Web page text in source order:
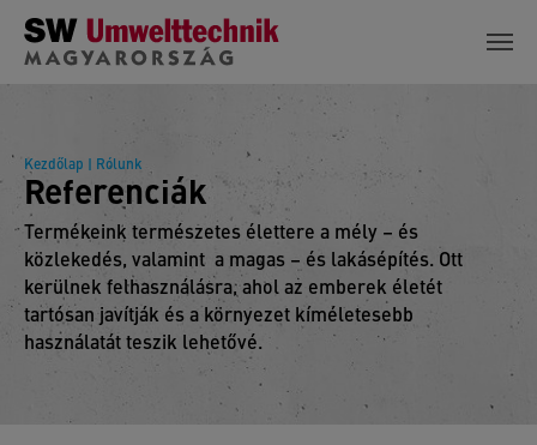
Skip to main content
Kezdőlap | Rólunk
Referenciák
Termékeink természetes élettere a mély – és
közlekedés, valamint a magas – és lakásépítés. Ott
kerülnek felhasználásra, ahol az emberek életét
tartósan javítják és a környezet kíméletesebb
használatát teszik lehetővé.